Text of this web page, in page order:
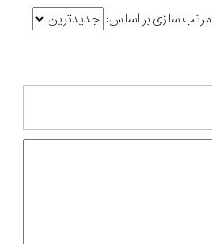
مرتب سازی بر اساس: